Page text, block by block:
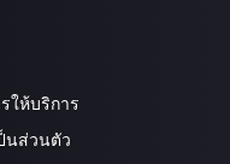
ให้บริการ
นส่วนตัว